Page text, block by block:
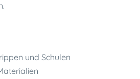
und Schulen